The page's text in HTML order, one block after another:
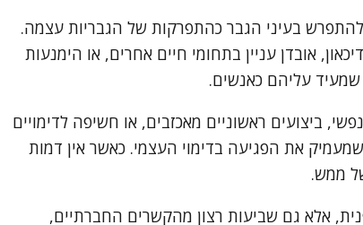
להתפרש בעיני הגבר כהתפרקות של הגבריות עצמה.
אובדן עניין בתחומי חיים אחרים, או הימנעות
עליהם כאנשים.
ביצועים ראשוניים מאכזבים, או חשיפה לדימויים
את הפגיעה בדימוי העצמי. כאשר אין דמות
ממש.
אלא גם שביעות רצון מהקשרים החברתיים,